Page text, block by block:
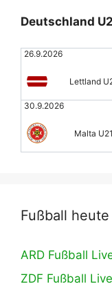
Deutschland
26.9.2026
Lettland
30.9.2026
Malta U21
Fußball
ARD Fußball
ZDF Fußball